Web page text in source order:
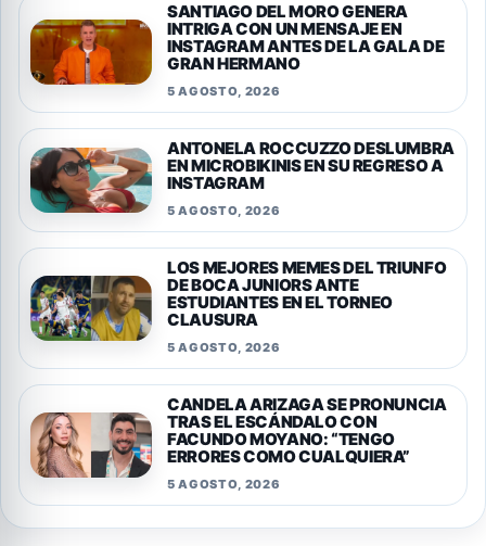
SANTIAGO DEL MORO GENERA
INTRIGA CON UN MENSAJE EN
INSTAGRAM ANTES DE LA GALA DE
GRAN HERMANO
5 AGOSTO, 2026
ANTONELA ROCCUZZO DESLUMBRA
EN MICROBIKINIS EN SU REGRESO A
INSTAGRAM
5 AGOSTO, 2026
LOS MEJORES MEMES DEL TRIUNFO
DE BOCA JUNIORS ANTE
ESTUDIANTES EN EL TORNEO
CLAUSURA
5 AGOSTO, 2026
CANDELA ARIZAGA SE PRONUNCIA
TRAS EL ESCÁNDALO CON
FACUNDO MOYANO: “TENGO
ERRORES COMO CUALQUIERA”
5 AGOSTO, 2026